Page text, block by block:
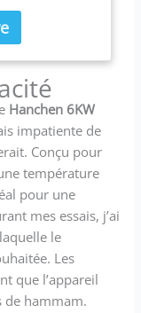
220V.
vapeur】 La
de l'heure
à 12
de réglage
est de 35 à
de
le mode de
du compte à
de réglage
la mise
sur le
de la
régler la
appuyez
Hanchen 6KW
impatiente de
Conçu pour
température
pour une
mes essais, j’ai
le
Les
que l’appareil
de hammam.